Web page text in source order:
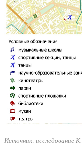
Источник: исследование